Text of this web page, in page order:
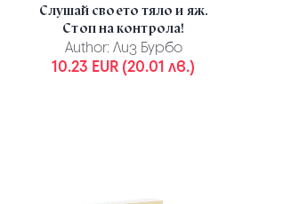
Слушай своето тяло и яж.
Стоп на контрола!
Author: Лиз Бурбо
10.23 EUR (20.01 лв.)